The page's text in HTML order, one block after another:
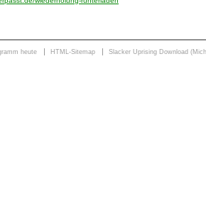
heute HTML-Sitemap Slacker Uprising Download